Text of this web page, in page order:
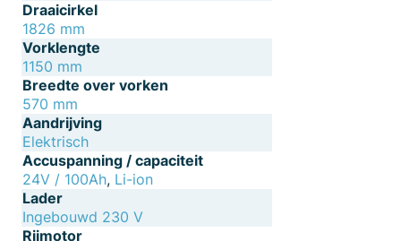
Draaicirkel
1826 mm
Vorklengte
1150 mm
Breedte over vorken
570 mm
Aandrijving
Elektrisch
Accuspanning / capaciteit
24V / 100Ah, Li-ion
Lader
Ingebouwd 230 V
Rijmotor